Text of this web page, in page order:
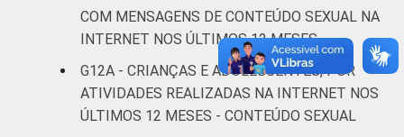
CLASSE
SOCIAL
AB 30
C 27
COM MENSAGENS DE CONTEÚDO SEXUAL NA
INTERNET NOS ÚLTIMOS 12 MESES
G12A - CRIANÇAS E ADOLESCENTES, POR
ATIVIDADES REALIZADAS NA INTERNET NOS
ÚLTIMOS 12 MESES - CONTEÚDO SEXUAL